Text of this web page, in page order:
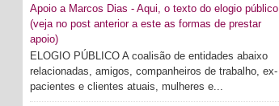
Apoio a Marcos Dias - Aqui, o texto do elogio público
(veja no post anterior a este as formas de prestar
apoio)
ELOGIO PÚBLICO A coalisão de entidades abaixo
relacionadas, amigos, companheiros de trabalho, ex-
pacientes e clientes atuais, mulheres e...